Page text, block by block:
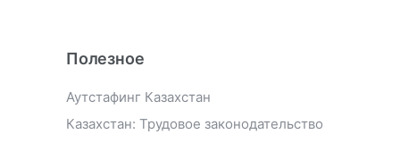
Полезное
Аутстафинг Казахстан
Казахстан: Трудовое законодательство